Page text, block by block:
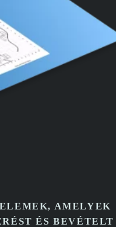
AMELYEK
ÉS BEVÉTELT